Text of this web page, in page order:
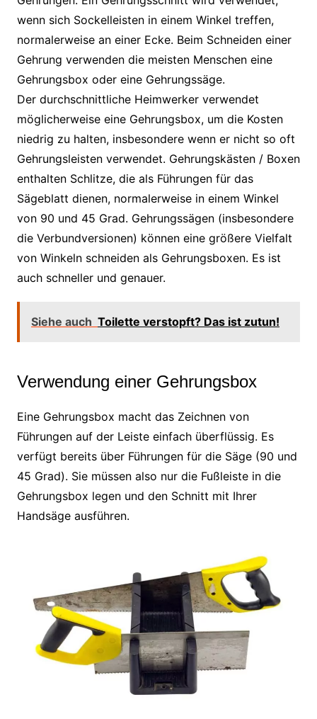
wenn sich Sockelleisten in einem Winkel treffen,
normalerweise an einer Ecke. Beim Schneiden einer
Gehrung verwenden die meisten Menschen eine
Gehrungsbox oder eine Gehrungssäge.
Der durchschnittliche Heimwerker verwendet
möglicherweise eine Gehrungsbox, um die Kosten
niedrig zu halten, insbesondere wenn er nicht so oft
Gehrungsleisten verwendet. Gehrungskästen / Boxen
enthalten Schlitze, die als Führungen für das
Sägeblatt dienen, normalerweise in einem Winkel
von 90 und 45 Grad. Gehrungssägen (insbesondere
die Verbundversionen) können eine größere Vielfalt
von Winkeln schneiden als Gehrungsboxen. Es ist
auch schneller und genauer.
Siehe auch Toilette verstopft? Das ist zutun!
Verwendung einer Gehrungsbox
Eine Gehrungsbox macht das Zeichnen von
Führungen auf der Leiste einfach überflüssig. Es
verfügt bereits über Führungen für die Säge (90 und
45 Grad). Sie müssen also nur die Fußleiste in die
Gehrungsbox legen und den Schnitt mit Ihrer
Handsäge ausführen.